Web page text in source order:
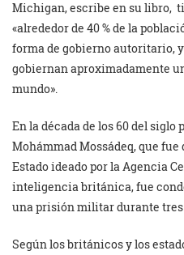
Michigan, escribe en su libro,
«alrededor de 40 % de la
forma de gobierno autoritario,
gobiernan aproximadamente
mundo».
En la década de los 60 del
Mohámmad Mossádeq, que
Estado ideado por la Agencia
inteligencia británica, fue
una prisión militar durante tres
Según los británicos y los